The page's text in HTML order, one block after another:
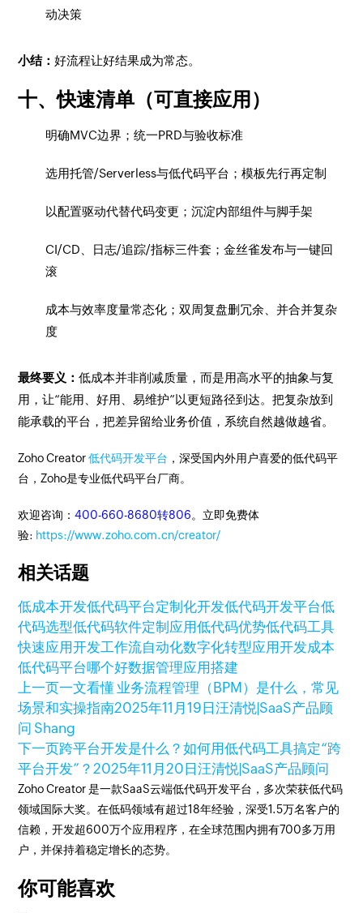
动决策
小结：好流程让好结果成为常态。
十、快速清单（可直接应用）
明确MVC边界；统一PRD与验收标准
选用托管/Serverless与低代码平台；模板先行再定制
以配置驱动代替代码变更；沉淀内部组件与脚手架
CI/CD、日志/追踪/指标三件套；金丝雀发布与一键回
滚
成本与效率度量常态化；双周复盘删冗余、并合并复杂
度
最终要义：低成本并非削减质量，而是用高水平的抽象与复
用，让“能用、好用、易维护”以更短路径到达。把复杂放到
能承载的平台，把差异留给业务价值，系统自然越做越省。
Zoho Creator低代码开发平台 ，深受国内外用户喜爱的低代码平
台，Zoho是专业低代码平台厂商。
欢迎咨询：400-660-8680转806。立即免费体
验: https://www.zoho.com.cn/creator/
相关话题
低成本开发低代码平台定制化开发低代码开发平台低
代码选型低代码软件定制应用低代码优势低代码工具
快速应用开发工作流自动化数字化转型应用开发成本
低代码平台哪个好数据管理应用搭建
上一页一文看懂 业务流程管理（BPM）是什么，常见
场景和实操指南2025年11月19日汪清悦|SaaS产品顾
问 Shang
下一页跨平台开发是什么？如何用低代码工具搞定“跨
平台开发”？2025年11月20日汪清悦|SaaS产品顾问
Zoho Creator 是一款SaaS云端低代码开发平台，多次荣获低代码
领域国际大奖。在低码领域有超过18年经验，深受1.5万名客户的
信赖，开发超600万个应用程序，在全球范围内拥有700多万用
户，并保持着稳定增长的态势。
你可能喜欢